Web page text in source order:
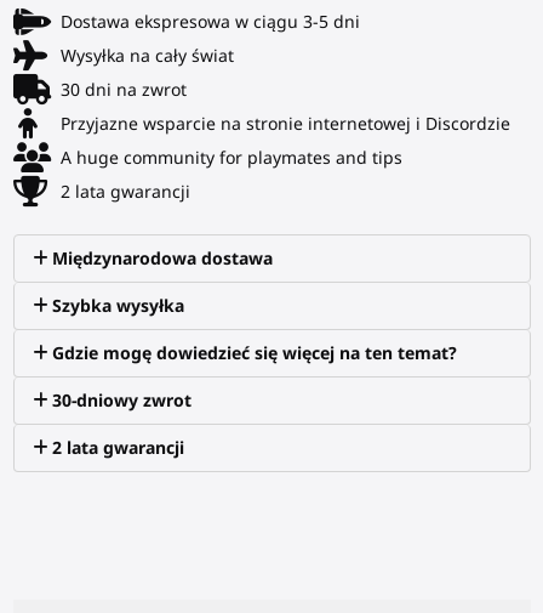
Dostawa ekspresowa w ciągu 3-5 dni
Wysyłka na cały świat
30 dni na zwrot
Przyjazne wsparcie na stronie internetowej i Discordzie
A huge community for playmates and tips
2 lata gwarancji
Międzynarodowa dostawa
Szybka wysyłka
Gdzie mogę dowiedzieć się więcej na ten temat?
30-dniowy zwrot
2 lata gwarancji